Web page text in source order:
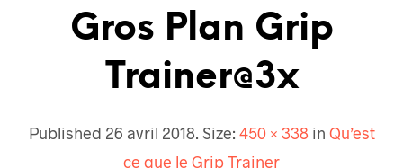
Gros Plan Grip
Trainer@3x
Published 26 avril 2018. Size: 450 × 338 in Qu’est
ce que le Grip Trainer